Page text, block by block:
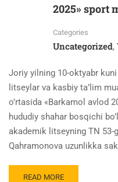
2025» sport
Categories
Uncategorized,
Joriy yilning 10-oktyabr
litseylar va kasbiy ta’lim
o’rtasida «Barkamol avlod
hududiy shahar bosqichi
akademik litseyning TN 53-
Qahramonova uzunlikka
READ MORE